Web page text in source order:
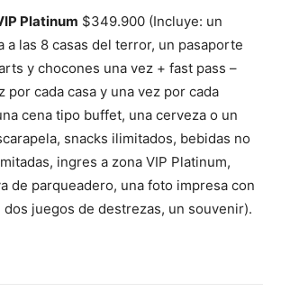
Platinum $349.900 (Incluye: un
a las 8 casas del terror, un pasaporte
y chocones una vez + fast pass –
por cada casa y una vez por cada
cena tipo buffet, una cerveza o un
snacks ilimitados, bebidas no
ingres a zona VIP Platinum,
de parqueadero, una foto impresa con
juegos de destrezas, un souvenir).